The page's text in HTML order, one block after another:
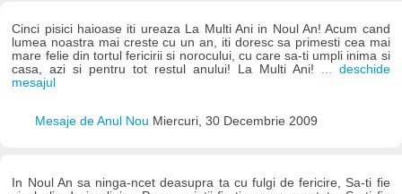
Cinci pisici haioase iti ureaza La Multi Ani in Noul An! Acum cand
lumea noastra mai creste cu un an, iti doresc sa primesti cea mai
mare felie din tortul fericirii si norocului, cu care sa-ti umpli inima si
casa, azi si pentru tot restul anului! La Multi Ani! ... deschide
mesajul
Mesaje de Anul Nou Miercuri, 30 Decembrie 2009
In Noul An sa ninga-ncet deasupra ta cu fulgi de fericire, Sa-ti fie